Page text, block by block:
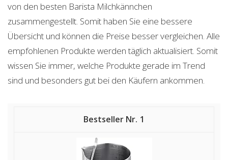
von den besten Barista Milchkännchen
zusammengestellt. Somit haben Sie eine bessere
Übersicht und können die Preise besser vergleichen. Alle
empfohlenen Produkte werden täglich aktualisiert. Somit
wissen Sie immer, welche Produkte gerade im Trend
sind und besonders gut bei den Käufern ankommen.
1